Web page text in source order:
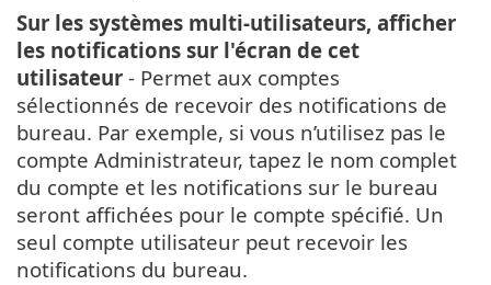
Sur les systèmes multi-utilisateurs, afficher
les notifications sur l'écran de cet
utilisateur - Permet aux comptes
sélectionnés de recevoir des notifications de
bureau. Par exemple, si vous n’utilisez pas le
compte Administrateur, tapez le nom complet
du compte et les notifications sur le bureau
seront affichées pour le compte spécifié. Un
seul compte utilisateur peut recevoir les
notifications du bureau.